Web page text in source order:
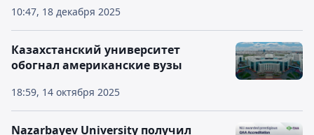
10:47, 18 декабря 2025
18:59, 14 октября 2025
Казахстанский университет
обогнал американские вузы
Nazarbayev University получил